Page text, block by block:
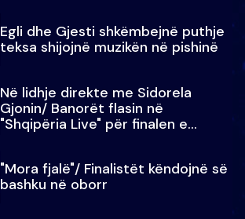
Egli dhe Gjesti shkëmbejnë puthje
teksa shijojnë muzikën në pishinë
Në lidhje direkte me Sidorela
Gjonin/ Banorët flasin në
"Shqipëria Live" për finalen e
"Mora fjalë"/ Finalistët këndojnë së
bashku në oborr